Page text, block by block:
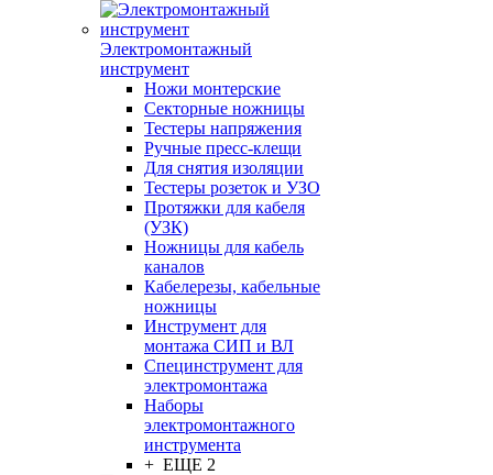
Электромонтажный
инструмент
Ножи монтерские
Секторные ножницы
Тестеры напряжения
Ручные пресс-клещи
Для снятия изоляции
Тестеры розеток и УЗО
Протяжки для кабеля
(УЗК)
Ножницы для кабель
каналов
Кабелерезы, кабельные
ножницы
Инструмент для
монтажа СИП и ВЛ
Специнструмент для
электромонтажа
Наборы
электромонтажного
инструмента
+ ЕЩЕ 2